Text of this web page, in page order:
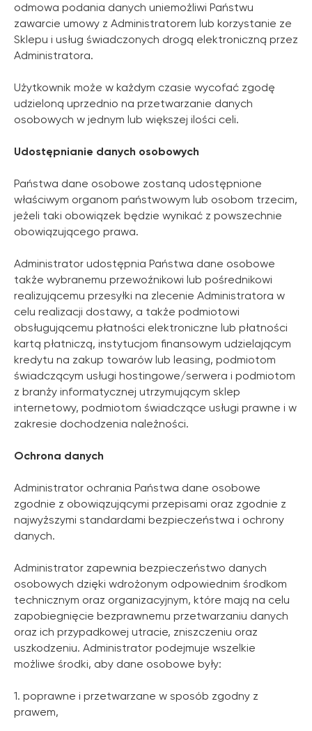
odmowa podania danych uniemożliwi Państwu
zawarcie umowy z Administratorem lub korzystanie ze
Sklepu i usług świadczonych drogą elektroniczną przez
Administratora.
Użytkownik może w każdym czasie wycofać zgodę
udzieloną uprzednio na przetwarzanie danych
osobowych w jednym lub większej ilości celi.
Udostępnianie danych osobowych
Państwa dane osobowe zostaną udostępnione
właściwym organom państwowym lub osobom trzecim,
jeżeli taki obowiązek będzie wynikać z powszechnie
obowiązującego prawa.
Administrator udostępnia Państwa dane osobowe
także wybranemu przewoźnikowi lub pośrednikowi
realizującemu przesyłki na zlecenie Administratora w
celu realizacji dostawy, a także podmiotowi
obsługującemu płatności elektroniczne lub płatności
kartą płatniczą, instytucjom finansowym udzielającym
kredytu na zakup towarów lub leasing, podmiotom
świadczącym usługi hostingowe/serwera i podmiotom
z branży informatycznej utrzymującym sklep
internetowy, podmiotom świadczące usługi prawne i w
zakresie dochodzenia należności.
Ochrona danych
Administrator ochrania Państwa dane osobowe
zgodnie z obowiązującymi przepisami oraz zgodnie z
najwyższymi standardami bezpieczeństwa i ochrony
danych.
Administrator zapewnia bezpieczeństwo danych
osobowych dzięki wdrożonym odpowiednim środkom
technicznym oraz organizacyjnym, które mają na celu
zapobiegnięcie bezprawnemu przetwarzaniu danych
oraz ich przypadkowej utracie, zniszczeniu oraz
uszkodzeniu. Administrator podejmuje wszelkie
możliwe środki, aby dane osobowe były:
1. poprawne i przetwarzane w sposób zgodny z
prawem,